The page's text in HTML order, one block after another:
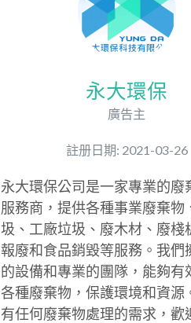
永大環保
廣告主
註册日期: 2021-03-26
永大環保公司是一家專業的廢
服務商，提供各種事業廢棄物
圾、工廠垃圾、廢木材、廢棧
報廢和食品銷毀等服務。我們
的設備和專業的團隊，能夠有
各種廢棄物，保護環境和資源
有任何廢棄物處理的需求，歡